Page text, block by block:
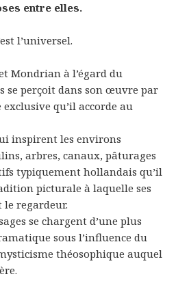
entre elles.
l’universel.
Mondrian à l’égard du
se perçoit dans son œuvre par
qu’il accorde au
inspirent les environs
arbres, canaux, pâturages
typiquement hollandais qu’il
picturale à laquelle ses
regardeur.
se chargent d’une plus
sous l’influence du
théosophique auquel